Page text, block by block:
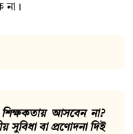
না।
শিক্ষকতায় আসবেন না?
বা প্রণোদনা দিই